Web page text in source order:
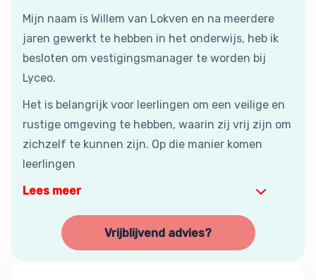
Mijn naam is Willem van Lokven en na meerdere
jaren gewerkt te hebben in het onderwijs, heb ik
besloten om vestigingsmanager te worden bij
Lyceo.
Het is belangrijk voor leerlingen om een veilige en
rustige omgeving te hebben, waarin zij vrij zijn om
zichzelf te kunnen zijn. Op die manier komen
leerlingen
Lees meer
Vrijblijvend advies?